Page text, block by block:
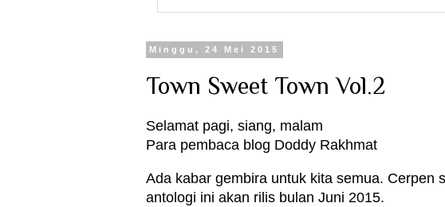
Minggu, 24 Mei 2015
Town Sweet Town Vol.2
Selamat pagi, siang, malam
Para pembaca blog Doddy Rakhmat
Ada kabar gembira untuk kita semua. Cerpen
antologi ini akan rilis bulan Juni 2015.